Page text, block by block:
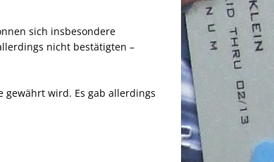
sich insbesondere
nicht bestätigten –
gewährt wird. Es gab allerdings